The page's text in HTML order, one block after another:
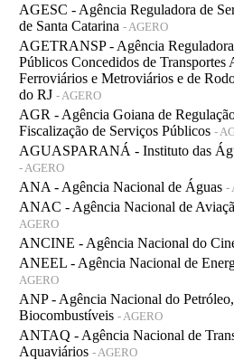
AGESC - Agência Reguladora de
de Santa Catarina - AGERO
AGETRANSP - Agência
Públicos Concedidos de Transportes
Ferroviários e Metroviários e de
do RJ - AGERO
AGR - Agência Goiana de
Fiscalização de Serviços Públicos -
AGUASPARANÁ - Instituto das
- AGERO
ANA - Agência Nacional de Águas -
ANAC - Agência Nacional de
AGERO
ANCINE - Agência Nacional do
ANEEL - Agência Nacional de
AGERO
ANP - Agência Nacional do
Biocombustíveis - AGERO
ANTAQ - Agência Nacional de
Aquaviários - AGERO